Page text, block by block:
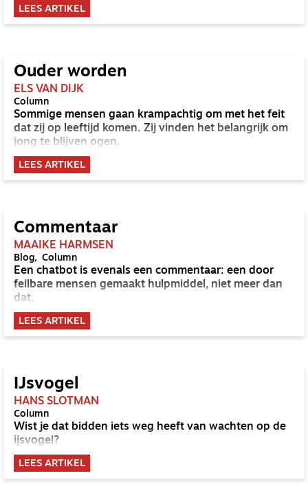
LEES ARTIKEL
Ouder worden
ELS VAN DIJK
Column
Sommige mensen gaan krampachtig om met het feit
dat zij op leeftijd komen. Zij vinden het belangrijk om
jong te blijven ogen.
LEES ARTIKEL
Commentaar
MAAIKE HARMSEN
Blog Column
Een chatbot is evenals een commentaar: een door
feilbare mensen gemaakt hulpmiddel, niet meer dan
dat.
LEES ARTIKEL
IJsvogel
HANS SLOTMAN
Column
Wist je dat bidden iets weg heeft van wachten op de
ijsvogel?
LEES ARTIKEL